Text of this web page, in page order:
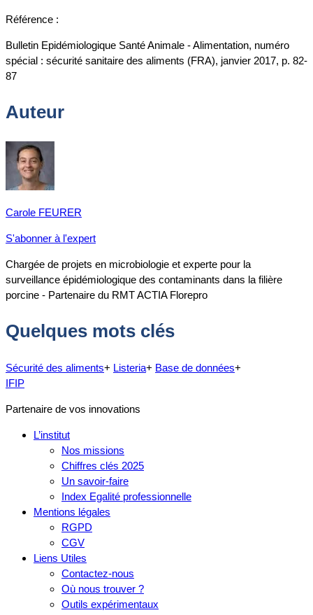
Référence :
Bulletin Epidémiologique Santé Animale - Alimentation, numéro
spécial : sécurité sanitaire des aliments (FRA), janvier 2017, p. 82-
87
Auteur
Carole FEURER
S'abonner à l'expert
Chargée de projets en microbiologie et experte pour la
surveillance épidémiologique des contaminants dans la filière
porcine - Partenaire du RMT ACTIA Florepro
Quelques mots clés
Sécurité des aliments+ Listeria+ Base de données+
IFIP
Partenaire de vos innovations
L’institut
Nos missions
Chiffres clés 2025
Un savoir-faire
Index Egalité professionnelle
Mentions légales
RGPD
CGV
Liens Utiles
Contactez-nous
Où nous trouver ?
Outils expérimentaux